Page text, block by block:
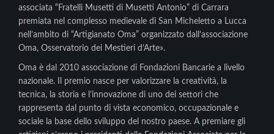
associata “Fratelli Musetti di Musetti Antonio” di Carrara
premiata nel complesso medievale di San Micheletto a Lucca
nell’ambito di “Artigianato Oma” organizzato dall’associazione
Oma, Osservatorio dei Mestieri d’Arte».
Oma è dal 2010 associazione di Fondazioni Bancarie a livello
nazionale. Il premio nasce per valorizzare la creatività, la
tecnica, la storia e l’innovazione di uno dei settori che
rappresenta dal punto di vista economico, occupazionale e
sociale la base dello sviluppo del nostro paese. A premiare gli